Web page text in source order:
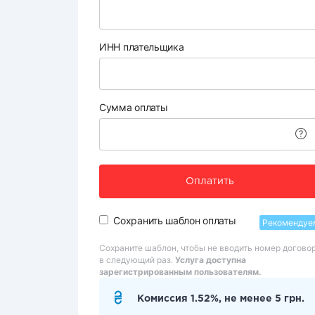
ИНН плательщика
Сумма оплаты
Оплатить
Сохранить шаблон оплаты
Сохраните шаблон, чтобы не вводить номер
в следующий раз. Услуга доступна
зарегистрированным пользователям.
Комиссия 1.52%, не менее 5 грн.